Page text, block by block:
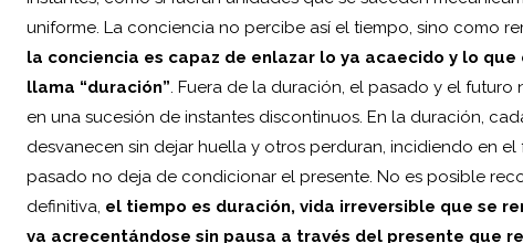
uniforme. La conciencia no percibe así el tiempo, sino como
la conciencia es capaz de enlazar lo ya acaecido y lo
llama “duración”. Fuera de la duración, el pasado y el futuro
en una sucesión de instantes discontinuos. En la duración,
desvanecen sin dejar huella y otros perduran, incidiendo en
pasado no deja de condicionar el presente. No es posible
definitiva, el tiempo es duración, vida irreversible que se
va acrecentándose sin pausa a través del presente que